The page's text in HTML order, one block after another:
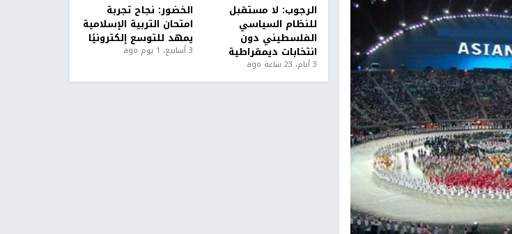
الرجوب: لا مستقبل
للنظام السياسي
الفلسطيني دون
انتخابات ديمقراطية
3 أيام، 23 ساعة ago
الخضور: نجاح تجربة
امتحان التربية الإسلامية
يمهد للتوسع إلكترونيًا
3 أسابيع، 1 يوم ago